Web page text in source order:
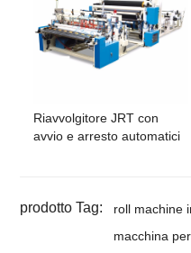
Riavvolgitore JRT con
avvio e arresto automatici
prodotto Tag:
roll machine
macchina